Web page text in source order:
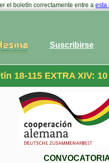
el boletín correctamente entre a esta
Suscribirse
18-115 EXTRA XIV: